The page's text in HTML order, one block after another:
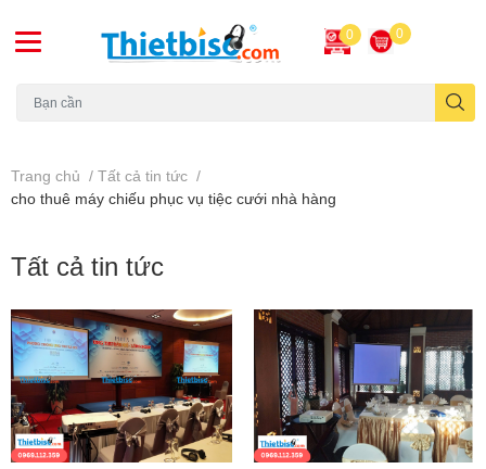
0 0
Trang chủ / Tất cả tin tức /
cho thuê máy chiếu phục vụ tiệc cưới nhà hàng
Tất cả tin tức